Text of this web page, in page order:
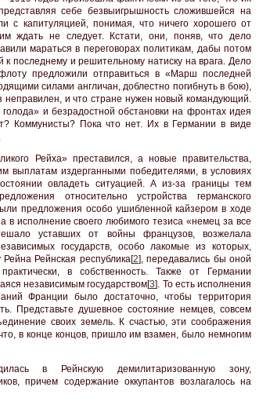
себе безвыигрышность сложившейся на
с капитуляцией, понимая, что ничего хорошего от
ждать не следует. Кстати, они, поняв, что дело
мараться в переговорах политикам, дабы потом
к последнему и решительному натиску на врага. Дело
предложили отправиться в «Марш последней
силами англичан, доблестно погибнуть в бою),
неправилен, и что стране нужен новый командующий.
и безрадостной обстановки на фронтах идея
Коммунисты? Пока что нет. Их в Германии в виде
Рейха» преставился, а новые правительства,
выплатам издерганными победителями, в условиях
овладеть ситуацией. А из-за границы тем
относительно устройства германского
предложения особо ушибленной кайзером в ходе
исполнение своего любимого тезиса «немец за все
уставших от войны французов, возжелала
государств, особо лакомые из которых,
Рейнская республика[2], передавались бы оной
в собственность. Также от Германии
независимым государством[3]. То есть исполнения
Франции было достаточно, чтобы территория
Представьте душевное состояние немцев, совсем
своих земель. К счастью, эти соображения
в конце концов, пришло им взамен, было немногим
в Рейнскую демилитаризованную зону,
причем содержание оккупантов возлагалось на